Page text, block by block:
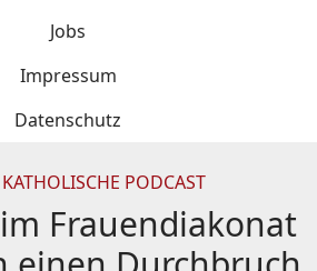
Jobs
Impressum
Datenschutz
PODCAST
Frauendiakonat